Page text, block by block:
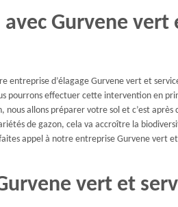
Gurvene vert
entreprise d’élagage Gurvene vert et
pourrons effectuer cette intervention en
allons préparer votre sol et c’est après
de gazon, cela va accroître la
appel à notre entreprise Gurvene vert
vert et